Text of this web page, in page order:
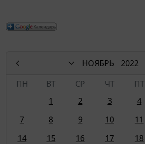
НОЯБРЬ
2022
ПН
ВТ СР ЧТ ПТ
1
2 3 4
7
8 9 10 11
14
15 16 17 18